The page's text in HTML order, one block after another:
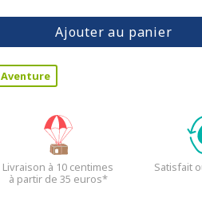
Ajouter au panier
Aventure
Livraison à 10 centimes
à partir de 35 euros*
Satisfait